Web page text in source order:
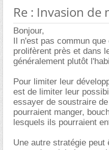
Re : Invasion de
Bonjour,
Il n'est pas commun
prolifèrent près et dans
généralement plutôt
Pour limiter leur
est de limiter leur
essayer de soustraire
pourraient manger,
lesquels ils pourraient
Une autre stratégie